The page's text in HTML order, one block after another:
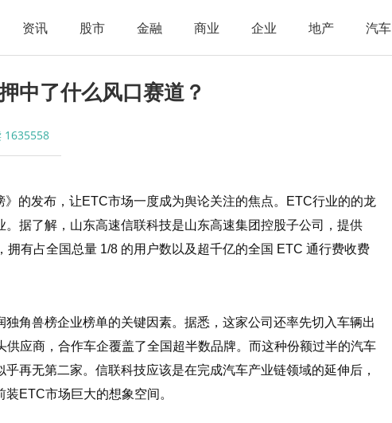
资讯 股市 金融 商业 企业 地产 汽车
中了什么风口赛道？
1635558
的发布，让ETC市场一度成为舆论关注的焦点。ETC行业的的龙
据了解，山东高速信联科技是山东高速集团控股子公司，提供
有占全国总量 1/8 的用户数以及超千亿的全国 ETC 通行费收费
角兽榜企业榜单的关键因素。据悉，这家公司还率先切入车辆出
应商，合作车企覆盖了全国超半数品牌。而这种份额过半的汽车
再无第二家。信联科技应该是在完成汽车产业链领域的延伸后，
ETC市场巨大的想象空间。